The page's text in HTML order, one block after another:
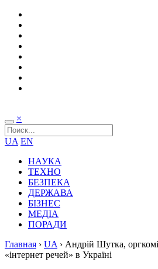
×
UA EN
НАУКА
ТЕХНО
БЕЗПЕКА
ДЕРЖАВА
БІЗНЕС
МЕДІА
ПОРАДИ
Главная › UA › Андрій Шутка,
«інтернет речей» в Україні